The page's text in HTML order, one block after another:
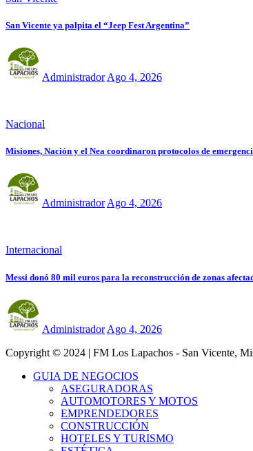
San Vicente ya palpita el “Jeep Fest Argentina”
Administrador Ago 4, 2026
Nacional
Misiones, Nación y el Nea coordinaron protocolos de
AdministradorAgo 4, 2026
Internacional
Messi donó 80 mil euros para la reconstrucción de zonas
Administrador Ago 4, 2026
Copyright © 2024 | FM Los Lapachos - San Vicente,
GUIA DE NEGOCIOS
ASEGURADORAS
AUTOMOTORES Y MOTOS
EMPRENDEDORES
CONSTRUCCIÓN
HOTELES Y TURISMO